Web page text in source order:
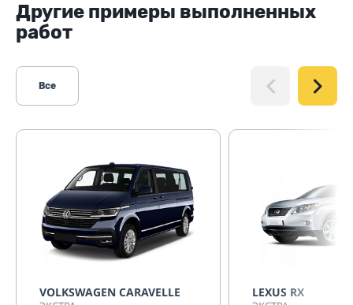
Другие примеры выполненных
работ
Все
VOLKSWAGEN CARAVELLE LEXUS RX